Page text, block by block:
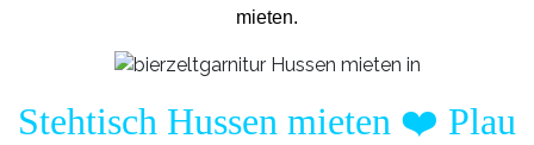
mieten.
Stehtisch Hussen mieten ❤️ Plau